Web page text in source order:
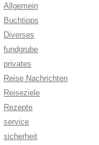
Allgemein
Buchtipps
Diverses
fundgrube
privates
Reise Nachrichten
Reiseziele
Rezepte
service
sicherheit